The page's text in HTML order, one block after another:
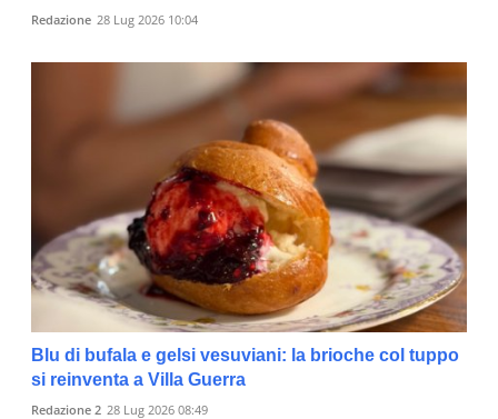
Redazione 28 Lug 2026 10:04
Blu di bufala e gelsi vesuviani: la brioche col tuppo
si reinventa a Villa Guerra
Redazione 2 28 Lug 2026 08:49